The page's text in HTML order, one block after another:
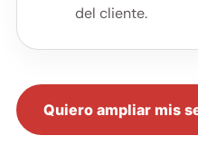
del cliente.
Quiero ampliar mis